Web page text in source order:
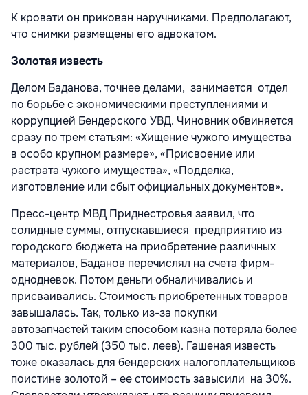
К кровати он прикован наручниками. Предполагают,
что снимки размещены его адвокатом.
Золотая известь
Делом Баданова, точнее делами, занимается отдел
по борьбе с экономическими преступлениями и
коррупцией Бендерского УВД. Чиновник обвиняется
сразу по трем статьям: «Хищение чужого имущества
в особо крупном размере», «Присвоение или
растрата чужого имущества», «Подделка,
изготовление или сбыт официальных документов».
Пресс-центр МВД Приднестровья заявил, что
солидные суммы, отпускавшиеся предприятию из
городского бюджета на приобретение различных
материалов, Баданов перечислял на счета фирм-
однодневок. Потом деньги обналичивались и
присваивались. Стоимость приобретенных товаров
завышалась. Так, только из-за покупки
автозапчастей таким способом казна потеряла более
300 тыс. рублей (350 тыс. леев). Гашеная известь
тоже оказалась для бендерских налогоплательщиков
поистине золотой – ее стоимость завысили на 30%.